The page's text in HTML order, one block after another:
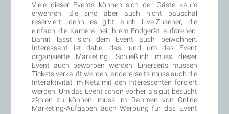
Viele dieser Events können sich der Gäste kaum
erwehren. Sie sind aber auch nicht pauschal
reserviert, denn es gibt auch Live-Zuseher, die
einfach die Kamera bei ihrem Endgerät aufdrehen.
Damit lässt sich dem Event auch beiwohnen.
Interessant ist dabei das rund um das Event
organisierte Marketing. Schließlich muss dieser
Event auch beworben werden. Einerseits müssen
Tickets verkauft werden, andererseits muss auch die
Interaktivität im Netz mit den Interessenten forciert
werden. Um das Event schon vorher als gut besucht
zählen zu können, muss im Rahmen von Online
Marketing-Aufgaben auch Werbung für das Event